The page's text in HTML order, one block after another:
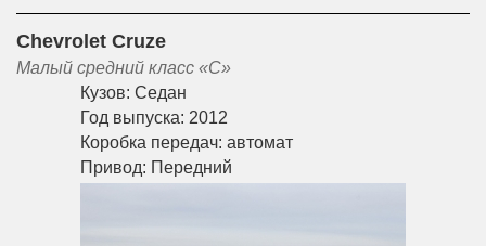
Chevrolet Cruze
Малый средний класс «С»
Кузов: Седан
Год выпуска: 2012
Коробка передач: автомат
Привод: Передний